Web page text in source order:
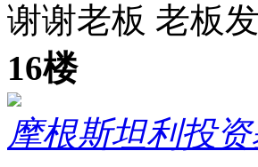
谢谢老板 老板
16楼
摩根斯坦利投